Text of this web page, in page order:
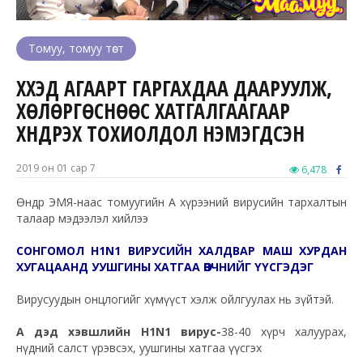
Томуу, томуу төст
ХҮҮХЭД АГААРТ ГАРГАХДАА ДААРУУЛЖ,
ХӨЛӨРГӨСНӨӨС ХАТГАЛГААГААР
ХҮНДРЭХ ТОХИОЛДОЛ НЭМЭГДСЭН
2019 он 01 сар 7 6,478
Өнөөдөр ЭМЯ-наас томуугийн А хүрээний вирусийн тархалтын
талаар мэдээлэл хийлээ
СОНГОМОЛ H1N1 ВИРУСИЙН ХАЛДВАР МАШ ХУРДАН
ХУГАЦААНД УУШГИНЫ ХАТГАА ӨВЧНИЙГ ҮҮСГЭДЭГ
Вирусуудын онцлогийг хүмүүст хэлж ойлгуулах нь зүйтэй.
А дэд хэвшлийн H1N1 вирус-38-40 хүрч халуурах,
нүдний салст үрэвсэх, уушгины хатгаа үүсгэх